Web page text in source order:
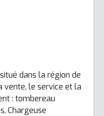
dans la région de
vente, le service et la
: tombereau
Chargeuse